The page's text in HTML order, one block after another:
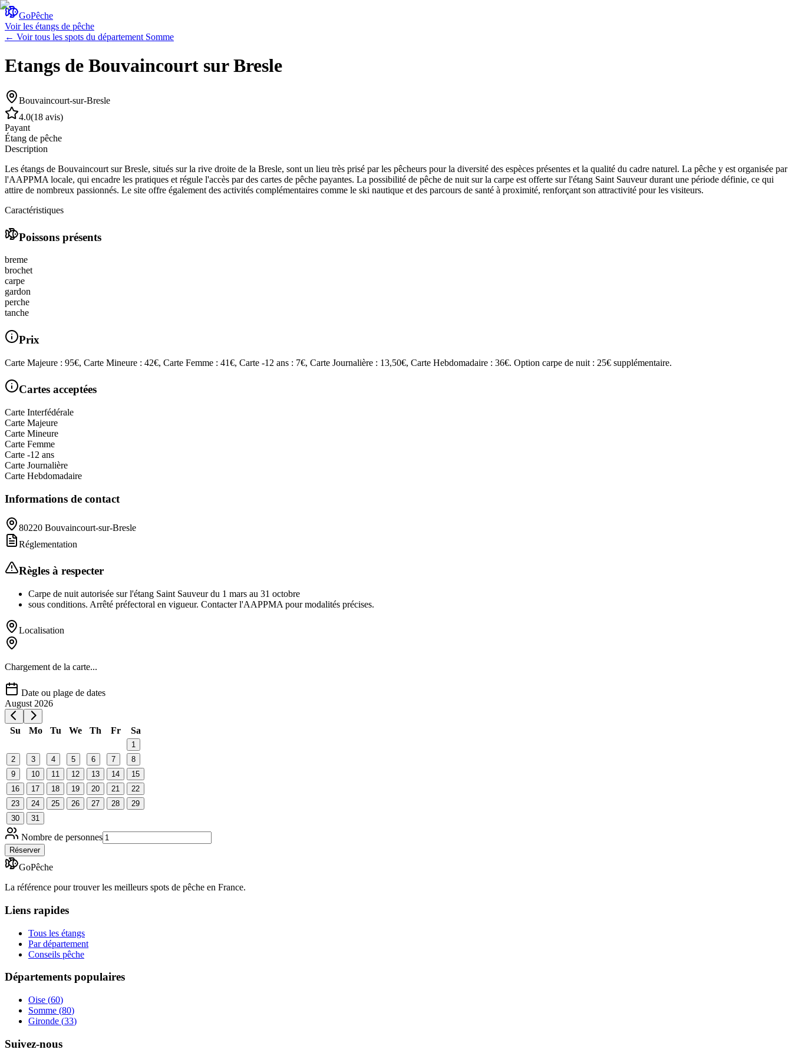
GoPêche
Voir les étangs de pêche
← Voir tous les spots du département Somme
Etangs de Bouvaincourt sur Bresle
Bouvaincourt-sur-Bresle
4.0(18 avis)
Payant
Étang de pêche
Description
Les étangs de Bouvaincourt sur Bresle, situés sur la rive droite de la Bresle, sont un lieu très prisé par les pêcheurs pour la diversité des espèces présentes et la qualité du cadre naturel. La pêche y est organisée par
l'AAPPMA locale, qui encadre les pratiques et régule l'accès par des cartes de pêche payantes. La possibilité de pêche de nuit sur la carpe est offerte sur l'étang Saint Sauveur durant une période définie, ce qui
attire de nombreux passionnés. Le site offre également des activités complémentaires comme le ski nautique et des parcours de santé à proximité, renforçant son attractivité pour les visiteurs.
Caractéristiques
Poissons présents
breme
brochet
carpe
gardon
perche
tanche
Prix
Carte Majeure : 95€, Carte Mineure : 42€, Carte Femme : 41€, Carte -12 ans : 7€, Carte Journalière : 13,50€, Carte Hebdomadaire : 36€. Option carpe de nuit : 25€ supplémentaire.
Cartes acceptées
Carte Interfédérale
Carte Majeure
Carte Mineure
Carte Femme
Carte -12 ans
Carte Journalière
Carte Hebdomadaire
Informations de contact
80220 Bouvaincourt-sur-Bresle
Réglementation
Règles à respecter
Carpe de nuit autorisée sur l'étang Saint Sauveur du 1 mars au 31 octobre
sous conditions. Arrêté préfectoral en vigueur. Contacter l'AAPPMA pour modalités précises.
Localisation
Chargement de la carte...
Date ou plage de dates
August 2026
Su Mo Tu We Th Fr Sa
1
2
3 4 5 6 7
8
9
10 11 12 13 14
15
16
17 18 19 20 21
22
23
24 25 26 27 28
29
30
31
Nombre de personnes
Réserver
GoPêche
La référence pour trouver les meilleurs spots de pêche en France.
Liens rapides
Tous les étangs
Par département
Conseils pêche
Départements populaires
Oise (60)
Somme (80)
Gironde (33)
Suivez-nous